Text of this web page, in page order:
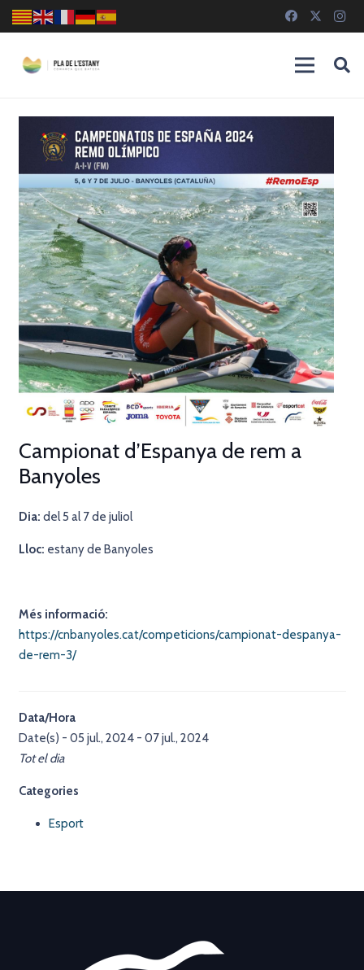
Campionat d’Espanya de rem a
Banyoles
Dia: del 5 al 7 de juliol
Lloc: estany de Banyoles
Més informació:
https://cnbanyoles.cat/competicions/campionat-despanya-
de-rem-3/
Data/Hora
Date(s) - 05 jul., 2024 - 07 jul., 2024
Tot el dia
Categories
Esport